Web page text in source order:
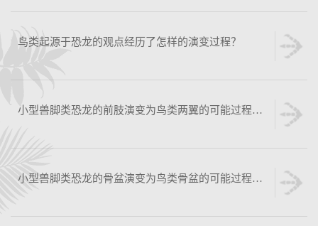
鸟类起源于恐龙的观点经历了怎样的演变过程？
小型兽脚类恐龙的前肢演变为鸟类两翼的可能过程是怎样的？
小型兽脚类恐龙的骨盆演变为鸟类骨盆的可能过程是怎样的？